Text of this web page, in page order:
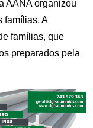
AANA organizou
famílias. A
famílias, que
preparados pela